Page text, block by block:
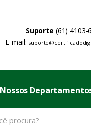
Suporte (61) 4103-
E-mail:
Nossos